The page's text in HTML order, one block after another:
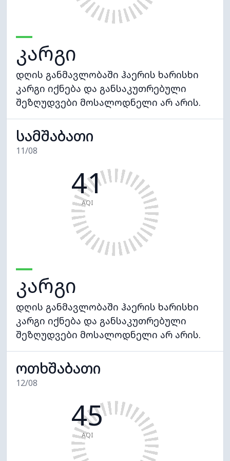
კარგი
დღის განმავლობაში ჰაერის ხარისხი
კარგი იქნება და განსაკუთრებული
შეზღუდვები მოსალოდნელი არ არის.
სამშაბათი
11/08
41
AQI
კარგი
დღის განმავლობაში ჰაერის ხარისხი
კარგი იქნება და განსაკუთრებული
შეზღუდვები მოსალოდნელი არ არის.
ოთხშაბათი
12/08
45
AQI